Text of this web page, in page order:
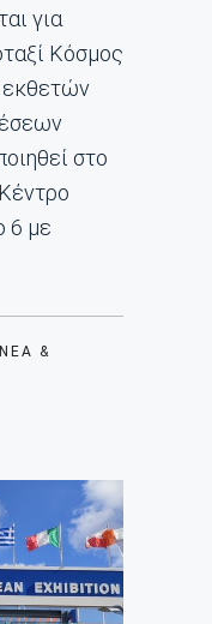
για
Κόσμος
εκθετών
στο
6 με
ΝΈΑ &